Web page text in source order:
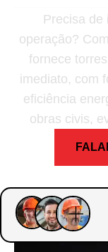
Precisa de
operação?
fornece
imediato, com
eficiência
obras civis,